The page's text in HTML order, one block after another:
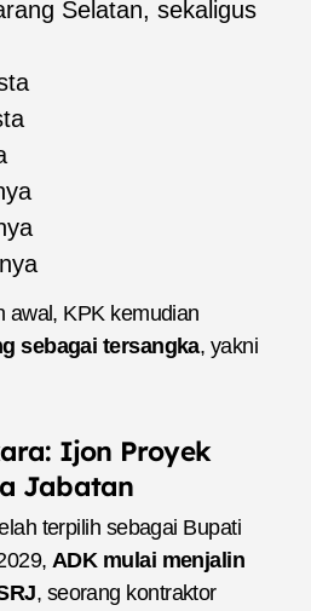
Selatan, sekaligus
awal, KPK kemudian
sebagai tersangka, yakni
Ijon Proyek
Jabatan
terpilih sebagai Bupati
ADK mulai menjalin
, seorang kontraktor